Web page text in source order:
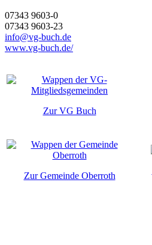
07343 9603-0
07343 9603-23
info@vg-buch.de
www.vg-buch.de/
Zur VG Buch
Zur Gemeinde Oberroth